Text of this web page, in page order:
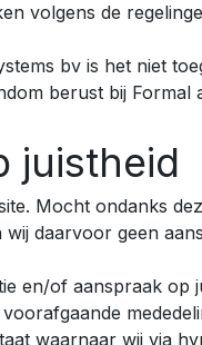
volgens de
bv is het niet
berust bij Formal
juistheid
Mocht ondanks
daarvoor geen
en/of aanspraak op
waarnaar wij via